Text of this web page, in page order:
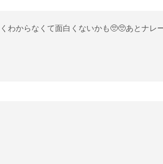
わからなくて面白くないかも🥺🥺あとナレ